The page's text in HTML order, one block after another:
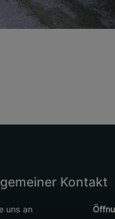
Kontakt
uns an